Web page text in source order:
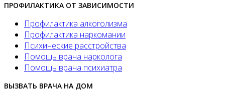
ПРОФИЛАКТИКА ОТ ЗАВИСИМОСТИ
Профилактика алкоголизма
Профилактика наркомании
Психические расстройства
Помощь врача нарколога
Помощь врача психиатра
ВЫЗВАТЬ ВРАЧА НА ДОМ